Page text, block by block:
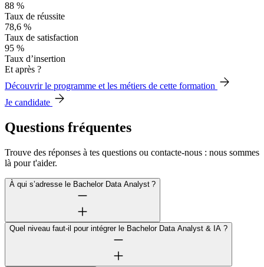
88 %
Taux de réussite
78,6 %
Taux de satisfaction
95 %
Taux d’insertion
Et après ?
Découvrir le programme et les métiers de cette formation
Je candidate
Questions fréquentes
Trouve des réponses à tes questions ou contacte-nous : nous sommes
là pour t'aider.
À qui s’adresse le Bachelor Data Analyst ?
Quel niveau faut-il pour intégrer le Bachelor Data Analyst & IA ?